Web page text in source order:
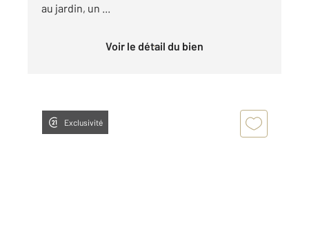
au jardin, un ...
Voir le détail du bien
Exclusivité